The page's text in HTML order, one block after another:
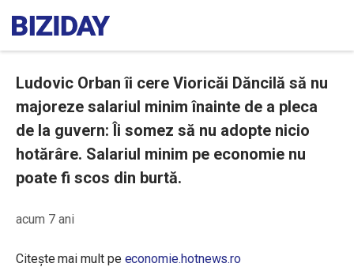
Ludovic Orban îi cere Vioricăi Dăncilă să nu
majoreze salariul minim înainte de a pleca
de la guvern: Îi somez să nu adopte nicio
hotărâre. ​Salariul minim pe economie nu
poate fi scos din burtă.
acum 7 ani
Citește mai mult pe economie.hotnews.ro